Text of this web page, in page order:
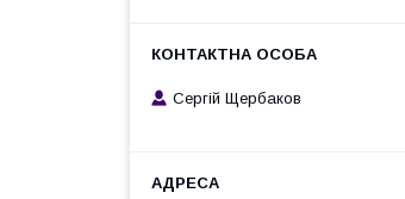
Сергій Щербаков